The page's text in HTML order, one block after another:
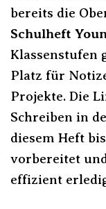
bereits die
Schulheft
Klassenstufen
Platz für
Projekte. Die
Schreiben in
diesem Heft
vorbereitet
effizient